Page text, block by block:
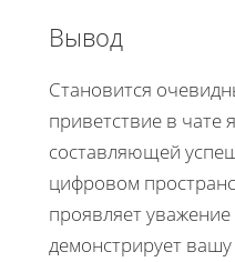
Вывод
Становится
приветствие в чате
составляющей
цифровом
проявляет
демонстрирует